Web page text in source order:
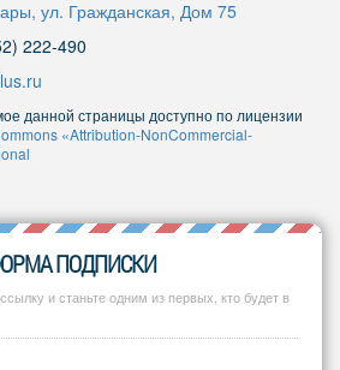
ул. Гражданская, Дом 75
222-490
данной страницы доступно по лицензии
«Attribution-NonCommercial-
ПОДПИСКИ
и станьте одним из первых, кто будет в